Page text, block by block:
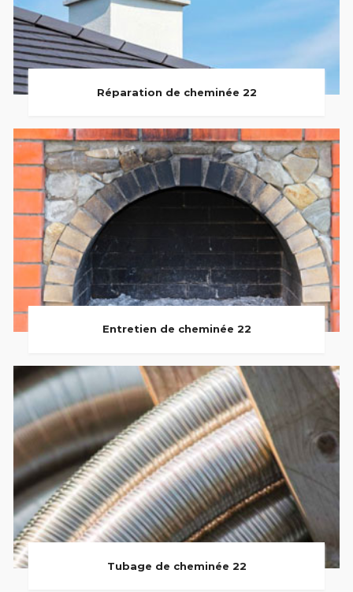
Réparation de cheminée 22
Entretien de cheminée 22
Tubage de cheminée 22